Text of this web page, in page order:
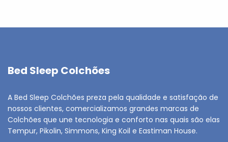
Bed Sleep Colchões
A Bed Sleep Colchões preza pela qualidade e satisfação de
nossos clientes, comercializamos grandes marcas de
Colchões que une tecnologia e conforto nas quais são elas
Tempur, Pikolin, Simmons, King Koil e Eastiman House.